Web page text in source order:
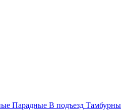
Парадные В подъезд